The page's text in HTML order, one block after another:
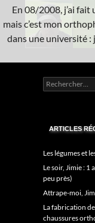
Aller
au
contenu
L'A.V.C.
Informatique
Rechercher :
ARTICLES
Les légumes et
Le soir, Jimie : 1
peu près)
Attrape-moi,
La fabrication
chaussures
En 08/2008, j’ai fait
mais c’est mon
dans une université :